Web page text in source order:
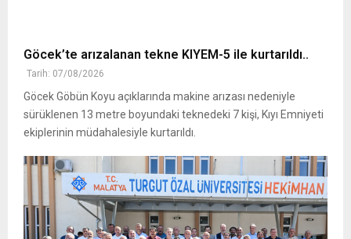
Göcek’te arızalanan tekne KIYEM-5 ile kurtarıldı..
Tarih: 07/08/2026
Göcek Göbün Koyu açıklarında makine arızası nedeniyle
sürüklenen 13 metre boyundaki teknedeki 7 kişi, Kıyı Emniyeti
ekiplerinin müdahalesiyle kurtarıldı.